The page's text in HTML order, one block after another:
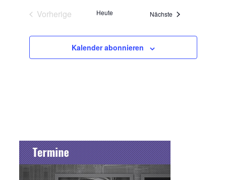
Vorherige
Heute Nächste Veranstaltungen
Kalender abonnieren